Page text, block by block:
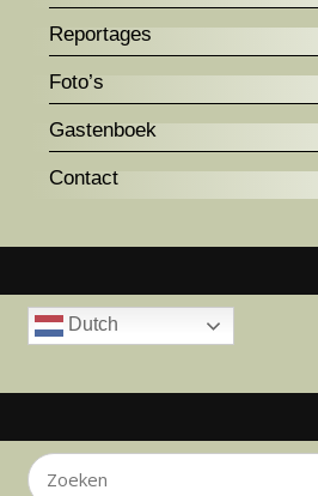
Reportages
Foto’s
Gastenboek
Contact
Dutch